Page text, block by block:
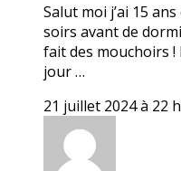
Salut moi j’ai 15
soirs avant de
fait des mouchoirs
jour …
21 juillet 2024 à 22